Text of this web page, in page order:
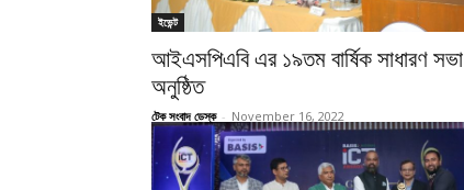
ইভেন্ট
আইএসপিএবি এর ১৯তম বার্ষিক সাধারণ সভা
অনুষ্ঠিত
টেক সংবাদ ডেস্ক - November 16, 2022